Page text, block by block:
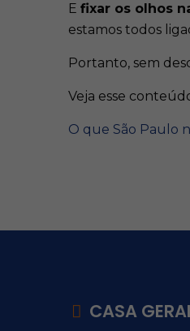
E fixar os olhos
estamos todos
Portanto, sem
Veja esse
O que São Paulo
CASA